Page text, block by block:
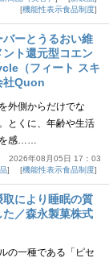
機能性表示食品制度
ーとうるおい維
ト還元型コエン
（フィート スキ
社Quon
外側からだけでな
とくに、年齢や生活
感……
2026年08月05日 17：03
機能性表示食品制度
により睡眠の質
／森永製菓株式
の一種である「ピセ